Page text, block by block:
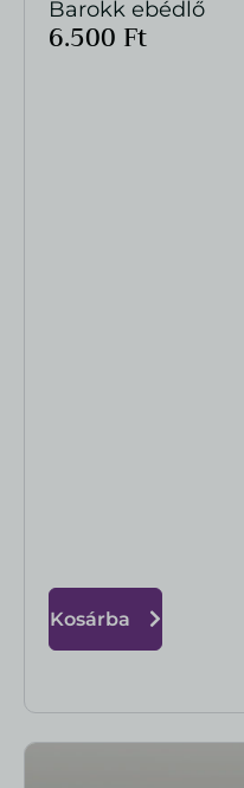
Barokk ebédlő
6.500 Ft
Kosárba